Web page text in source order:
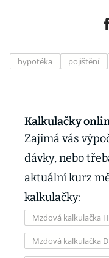
hypotéka pojištění
Kalkulačky
Zajímá vás
dávky, nebo
aktuální kurz
kalkulačky:
Mzdová kalkulačka
Mzdová kalkulačka